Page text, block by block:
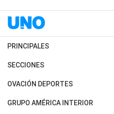
PRINCIPALES
Últimas Noticias
Política
SECCIONES
Horóscopo
Motores
OVACIÓN DEPORTES
Fútbol
GRUPO AMÉRICA INTERIOR